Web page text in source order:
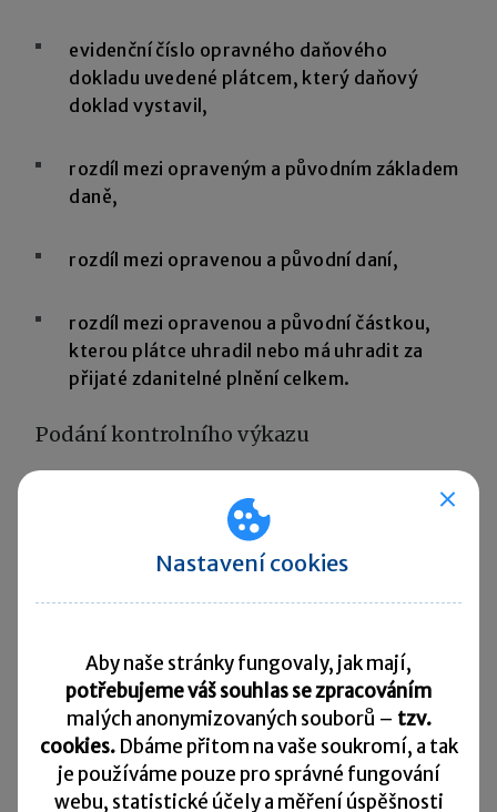
evidenční číslo opravného daňového
dokladu uvedené plátcem, který daňový
doklad vystavil,
rozdíl mezi opraveným a původním základem
daně,
rozdíl mezi opravenou a původní daní,
rozdíl mezi opravenou a původní částkou,
kterou plátce uhradil nebo má uhradit za
přijaté zdanitelné plnění celkem.
Podání kontrolního výkazu
, a to ve formátu a struktuře
stanovené správcem daně (formát XML)
dnů po skončení zdaňovacího období
stejném termínu jako přiznání k DPH).
Před uplynutím lhůty k podání kontrolního
výkazu může plátce nahradit kontrolní výkaz,
který již podal,opravným kontrolním výkazem
Pokud plátce, který podal kontrolní výkaz, zjistí
Nastavení cookies
Aby naše stránky fungovaly, jak mají,
potřebujeme váš souhlas se zpracováním
malých anonymizovaných souborů – tzv.
cookies. Dbáme přitom na vaše soukromí, a tak
je používáme pouze pro správné fungování
webu, statistické účely a měření úspěšnosti